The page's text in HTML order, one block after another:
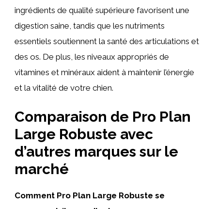
ingrédients de qualité supérieure favorisent une
digestion saine, tandis que les nutriments
essentiels soutiennent la santé des articulations et
des os. De plus, les niveaux appropriés de
vitamines et minéraux aident à maintenir l’énergie
et la vitalité de votre chien.
Comparaison de Pro Plan
Large Robuste avec
d’autres marques sur le
marché
Comment Pro Plan Large Robuste se